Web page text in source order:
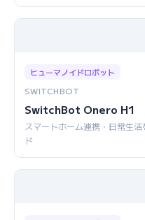
ヒューマノイドロボット
SWITCHBOT
SwitchBot Onero H1
スマートホーム連携・日常生
ド